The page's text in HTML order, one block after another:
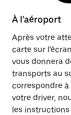
À l'aéroport
Après votre
carte sur
vous donnera
transports au
correspondre
votre driver,
les